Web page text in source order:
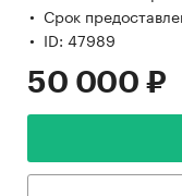
Срок
ID: 47989
50 000 ₽